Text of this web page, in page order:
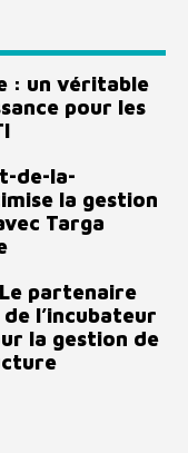
: un véritable
pour les
de-la-
la gestion
Targa
partenaire
l’incubateur
la gestion de